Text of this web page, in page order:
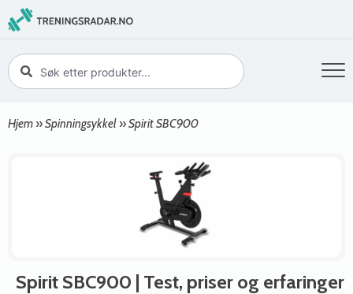
Hjem »Spinningsykkel »Spirit SBC900
Spirit SBC900 | Test, priser og erfaringer